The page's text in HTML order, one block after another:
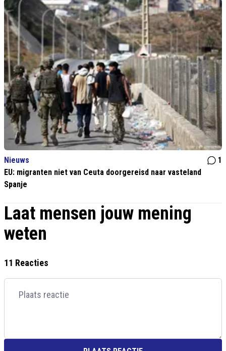
Nieuws
1
EU: migranten niet van Ceuta doorgereisd naar vasteland
Spanje
Laat mensen jouw mening
weten
11 Reacties